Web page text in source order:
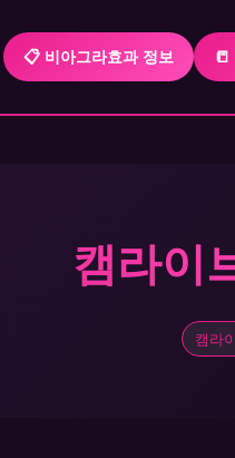
📋 비아그라효과 정보 📒
캠라이
캠라